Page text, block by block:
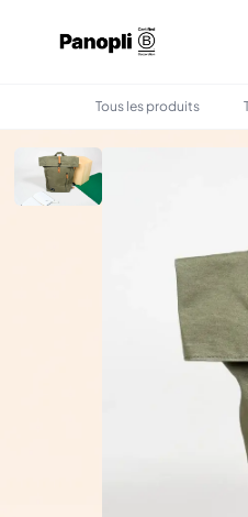
Tous les produits
SAC & BAGAGERIE